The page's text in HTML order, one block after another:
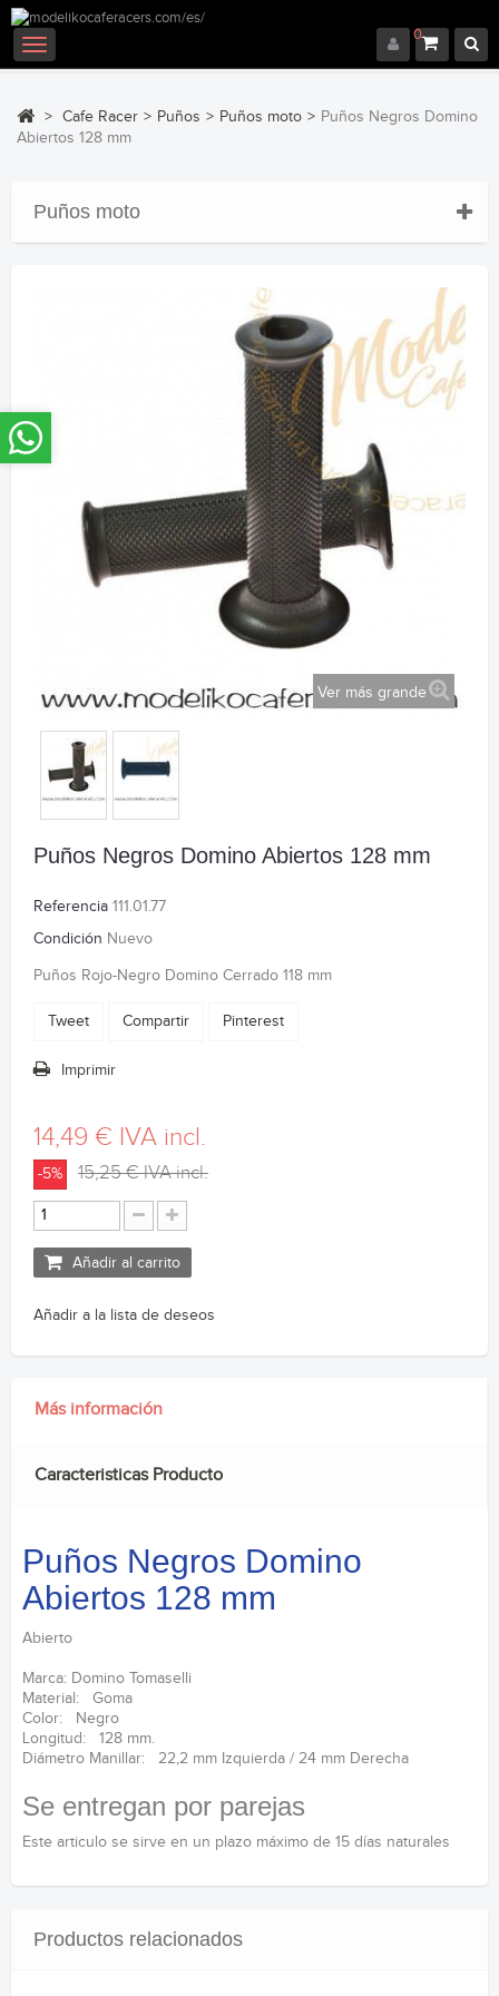
0
Navegación
Toggle
> Cafe Racer > Puños > Puños moto > Puños Negros Domino
Abiertos 128 mm
Puños moto
Ver más grande
Puños Negros Domino Abiertos 128 mm
Referencia 111.01.77
Condición Nuevo
Puños Rojo-Negro Domino Cerrado 118 mm
Tweet Compartir Pinterest
Imprimir
14,49 € IVA incl.
-5% 15,25 €IVA incl.
Añadir al carrito
Añadir a la lista de deseos
Más información
Caracteristicas Producto
Puños Negros Domino
Abiertos 128 mm
Abierto
Marca: Domino Tomaselli
Material: Goma
Color: Negro
Longitud: 128 mm.
Diámetro Manillar: 22,2 mm Izquierda / 24 mm Derecha
Se entregan por parejas
Este articulo se sirve en un plazo máximo de 15 días naturales
Productos relacionados